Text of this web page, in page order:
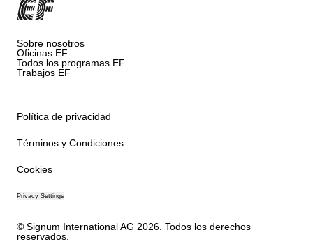
Sobre nosotros
Oficinas EF
Todos los programas EF
Trabajos EF
Política de privacidad
Términos y Condiciones
Cookies
Privacy Settings
© Signum International AG 2026. Todos los derechos
reservados.